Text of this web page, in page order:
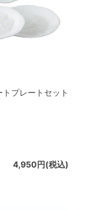
プレートセット
4,950円(税込)